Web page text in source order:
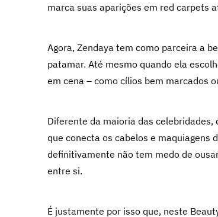
marca suas aparições em red carpets
Agora, Zendaya tem como parceira a
patamar. Até mesmo quando ela
em cena – como cílios bem marcados
Diferente da maioria das
que conecta os cabelos e maquiagens
definitivamente não tem medo de
entre si.
É justamente por isso que, neste